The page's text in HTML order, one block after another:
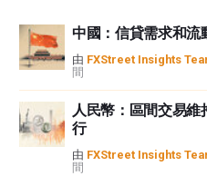
如果文章正文中沒有明確提到，在撰寫
中都沒有頭寸，也沒有與文中提到的任
者沒有收到撰寫這篇文章的報酬。
FXStreet和作者不提供個性化的建議。
性不作任何陳述。FXStreet和作者將
或損害由此資訊及其顯示或使用引起的
FXStreet並非註冊投資顧問，本文內容
中國：信貸需求和流
由 FXStreet Insights
間
人民幣：區間交易
行
由 FXStreet Insights
間